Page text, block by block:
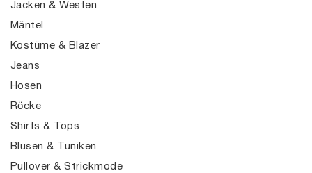
Jacken & Westen
Mäntel
Kostüme & Blazer
Jeans
Hosen
Röcke
Shirts & Tops
Blusen & Tuniken
Pullover & Strickmode